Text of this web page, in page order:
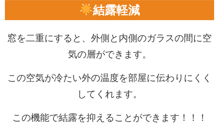
結露軽減
窓を二重にすると、外側と内側のガラスの間に空
気の層ができます。
この空気が冷たい外の温度を部屋に伝わりにくく
してくれます。
この機能で結露を抑えることができます！！！